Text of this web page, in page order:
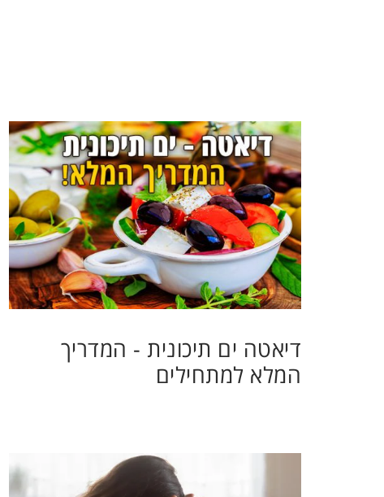
דיאטה ים תיכונית - המדריך
המלא למתחילים